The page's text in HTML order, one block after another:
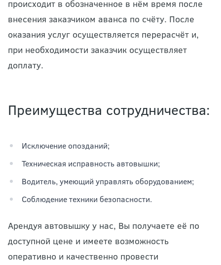
происходит в обозначенное в нём время после
внесения заказчиком аванса по счёту. После
оказания услуг осуществляется перерасчёт и,
при необходимости заказчик осуществляет
доплату.
Преимущества сотрудничества:
Исключение опозданий;
Техническая исправность автовышки;
Водитель, умеющий управлять оборудованием;
Соблюдение техники безопасности.
Арендуя автовышку у нас, Вы получаете её по
доступной цене и имеете возможность
оперативно и качественно провести